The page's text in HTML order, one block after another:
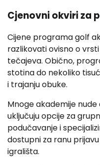
Cjenovni okviri za
Cijene programa golf
razlikovati ovisno o
tečajeva. Obično,
stotina do nekoliko
i trajanju obuke.
Mnoge akademije
uključuju opcije za
podučavanje i
dostupni za ranu prijavu
igrališta.